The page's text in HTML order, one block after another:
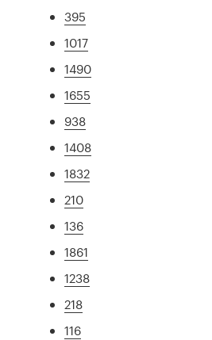
395
1017
1490
1655
938
1408
1832
210
136
1861
1238
218
116